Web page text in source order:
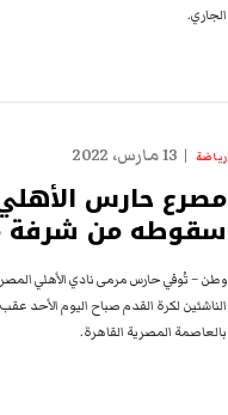
الجاري.
رياضة 13 مارس، 2022
مصرع حارس
سقوطه من شرفة
الناشئين لكرة القدم صباح اليوم
بالعاصمة المصرية القاهرة.